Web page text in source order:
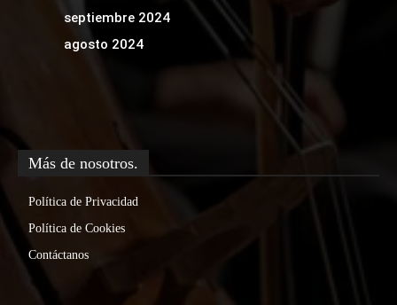
septiembre 2024
agosto 2024
Más de nosotros.
Política de Privacidad
Política de Cookies
Contáctanos